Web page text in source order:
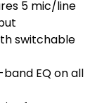
5 mic/line
switchable
EQ on all